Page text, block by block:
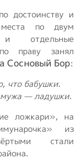
достоинству и
места по двум
и отдельные
праву занял
Сосновый Бор:
что бабушки.
мужа — ладушки.
ложкари», на
из
стали